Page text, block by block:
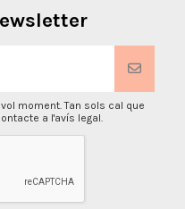
moment. Tan sols cal que
a l'avís legal.